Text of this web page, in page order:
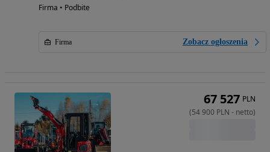
Firma • Podbite
Firma Zobacz ogłoszenia
67 527 PLN
(54 900 PLN - netto)